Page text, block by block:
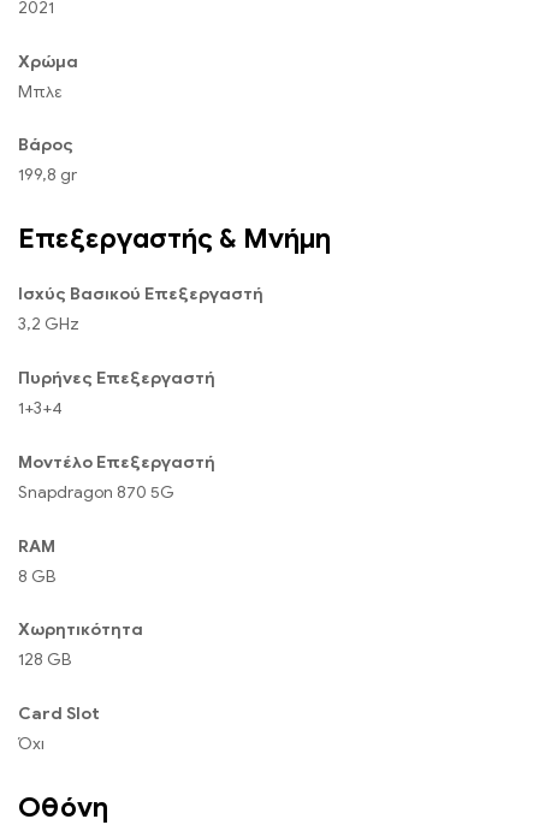
2021
Χρώμα
Μπλε
Βάρος
199,8 gr
Επεξεργαστής & Μνήμη
Ισχύς Βασικού Επεξεργαστή
3,2 GHz
Πυρήνες Επεξεργαστή
1+3+4
Μοντέλο Επεξεργαστή
Snapdragon 870 5G
RAM
8 GB
Χωρητικότητα
128 GB
Card Slot
Όχι
Οθόνη